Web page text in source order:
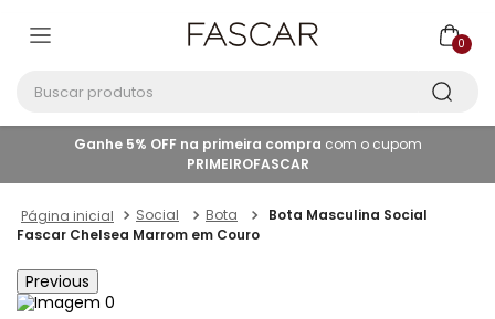
0
Ganhe 5% OFF na primeira compra com o cupom
PRIMEIROFASCAR
Social Bota
Bota Masculina Social
Fascar Chelsea Marrom em Couro
Previous